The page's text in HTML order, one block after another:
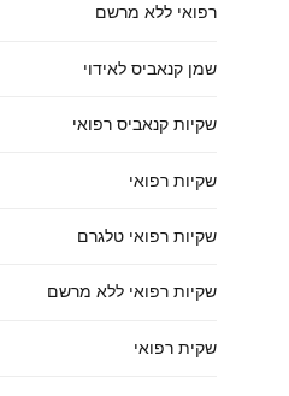
רפואי ללא מרשם
שמן קנאביס לאידוי
שקיות קנאביס רפואי
שקיות רפואי
שקיות רפואי טלגרם
שקיות רפואי ללא מרשם
שקית רפואי